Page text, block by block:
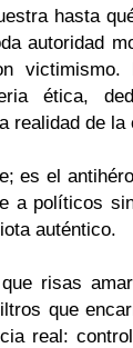
hasta
autoridad
victimismo.
ética,
realidad de la
es el
a políticos
auténtico.
risas
que
real: